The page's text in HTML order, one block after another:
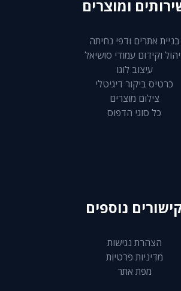
ומוצרים
בניית אתרים ודפי נחיתה
וקידום עמודי סושיאל
עיצוב לוגו
כרטיס ביקור דיגיטלי
צילום מוצרים
כל סוגי הדפוס
נוספים
הצהרת נגישות
מדיניות פרטיות
מפת אתר